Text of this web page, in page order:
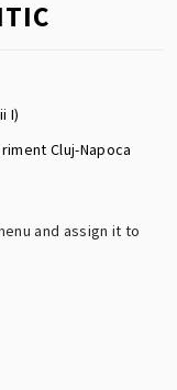
I)
Cluj-Napoca
and assign it to